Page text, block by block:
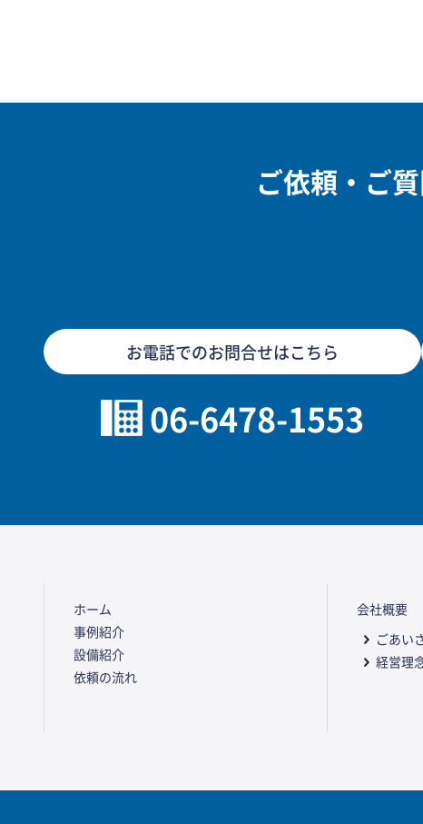
ご依頼・ご
お電話でのお問合せはこちら
06-6478-1553
ホーム
事例紹介
設備紹介
依頼の流れ
会社概要
ごあい
経営理